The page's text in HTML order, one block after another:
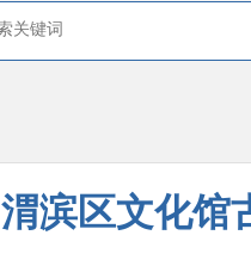
渭滨区文化馆